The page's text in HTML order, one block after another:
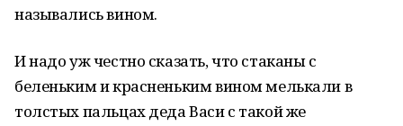
назывались вином.
И надо уж честно сказать, что стаканы с
беленьким и красненьким вином мелькали в
толстых пальцах деда Васи с такой же